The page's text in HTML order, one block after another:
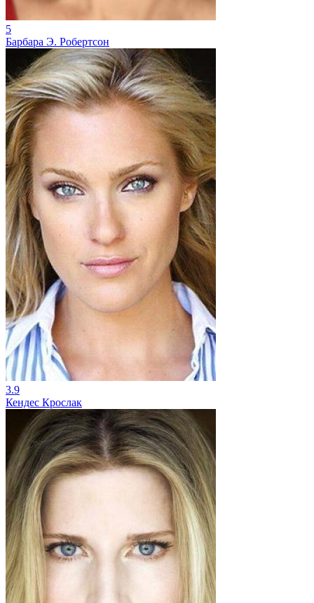
5
Барбара Э. Робертсон
3.9
Кендес Крослак